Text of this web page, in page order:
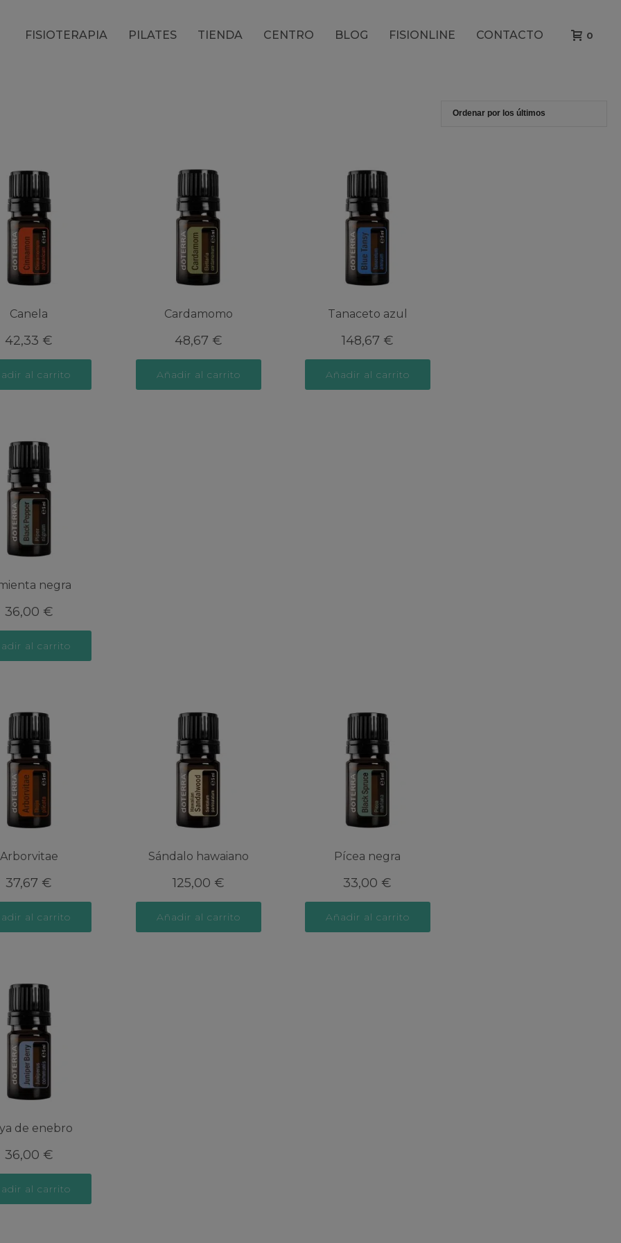
FISIOTERAPIA PILATES TIENDA CENTRO BLOG FISIONLINE CONTACTO 0
Canela
42,33 €
al carrito
Cardamomo
48,67 €
Añadir al carrito
Tanaceto azul
148,67 €
Añadir al carrito
negra
36,00 €
al carrito
Arborvitae
37,67 €
al carrito
Sándalo hawaiano
125,00 €
Añadir al carrito
Pícea negra
33,00 €
Añadir al carrito
de enebro
36,00 €
al carrito